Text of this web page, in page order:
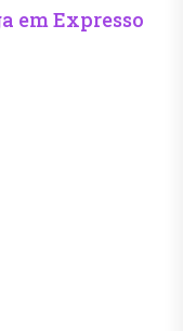
em Expresso